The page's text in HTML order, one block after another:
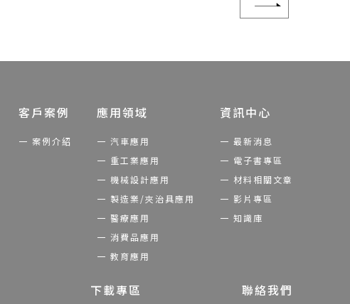
客戶案例
案例介紹
應用領域
汽車應用
重工業應用
機械設計應用
製造業/夾治具應用
醫療應用
消費品應用
教育應用
資訊中心
最新消息
電子書專區
材料相關文章
影片專區
知識庫
下載專區 聯絡我們